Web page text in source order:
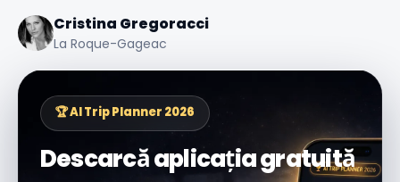
Cristina Gregoracci
La Roque-Gageac
🏆 AI Trip Planner 2026
Descarcă aplicația gratuită